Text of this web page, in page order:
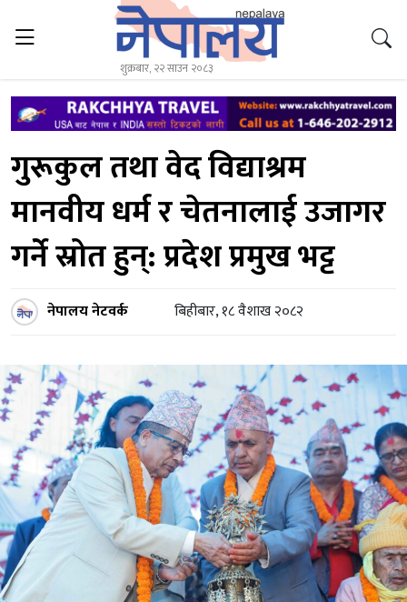
शुक्रबार, २२ साउन २०८३
गुरूकुल तथा वेद विद्याश्रम
मानवीय धर्म र चेतनालाई उजागर
गर्ने स्रोत हुन्: प्रदेश प्रमुख भट्ट
नेपालय नेटवर्क बिहीबार, १८ वैशाख २०८२